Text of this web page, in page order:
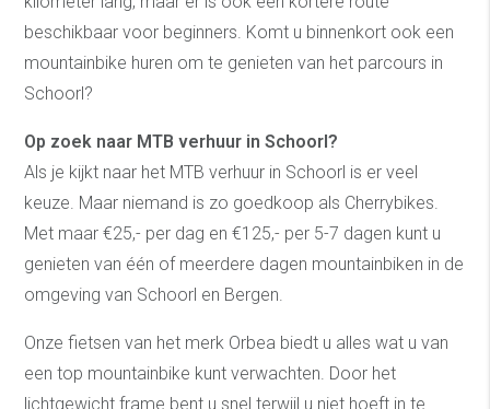
beschikbaar voor beginners. Komt u binnenkort ook een
mountainbike huren om te genieten van het parcours in
Schoorl?
Op zoek naar MTB verhuur in Schoorl?
Als je kijkt naar het MTB verhuur in Schoorl is er veel
keuze. Maar niemand is zo goedkoop als Cherrybikes.
Met maar €25,- per dag en €125,- per 5-7 dagen kunt u
genieten van één of meerdere dagen mountainbiken in de
omgeving van Schoorl en Bergen.
Onze fietsen van het merk Orbea biedt u alles wat u van
een top mountainbike kunt verwachten. Door het
lichtgewicht frame bent u snel terwijl u niet hoeft in te